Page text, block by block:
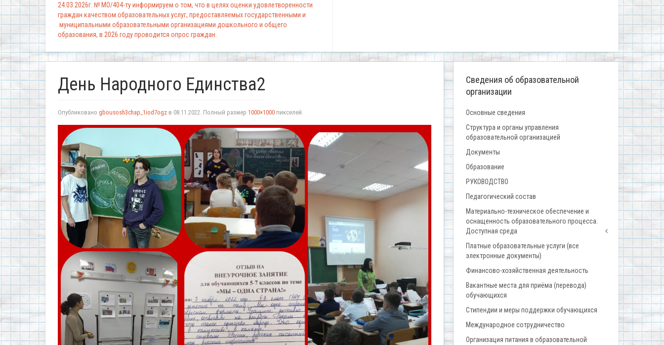
24.03.2026г. № МО/404-ту информируем о том, что в целях оценки удовлетворенности
граждан качеством образовательных услуг, предоставляемых государственными и
муниципальными образовательными организациями дошкольного и общего
образования, в 2026 году проводится опрос граждан.
День Народного Единства2
Опубликовано gbousosh3chap_1iod7ogz в 08.11.2022. Полный размер 1000×1000 пикселей.
Сведения об образовательной
организации
Основные сведения
Структура и органы управления
образовательной организацией
Документы
Образование
РУКОВОДСТВО
Педагогический состав
Материально-техническое обеспечение и
оснащенность образовательного процесса.
Доступная среда
Платные образовательные услуги (все
электронные документы)
Финансово-хозяйственная деятельность
Вакантные места для приёма (перевода)
обучающихся
Стипендии и меры поддержки обучающихся
Международное сотрудничество
Организация питания в образовательной